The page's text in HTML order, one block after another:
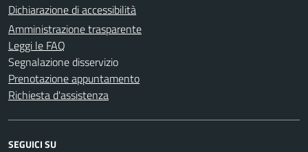
Dichiarazione di accessibilità
Amministrazione trasparente
Leggi le FAQ
Segnalazione disservizio
Prenotazione appuntamento
Richiesta d'assistenza
SEGUICI SU